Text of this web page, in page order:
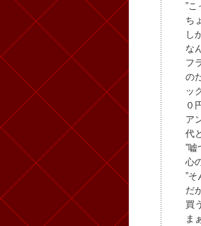
”こ
ち
し
な
フ
の
ッ
０
ア
代
”嘘
心
”そ
だ
買
ま